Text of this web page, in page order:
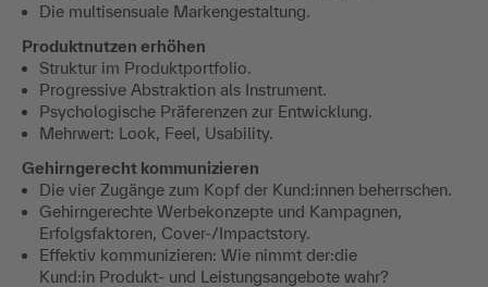
Die multisensuale Markengestaltung.
Produktnutzen erhöhen
Struktur im Produktportfolio.
Progressive Abstraktion als Instrument.
Psychologische Präferenzen zur Entwicklung.
Mehrwert: Look, Feel, Usability.
Gehirngerecht kommunizieren
Die vier Zugänge zum Kopf der Kund:innen beherrschen.
Gehirngerechte Werbekonzepte und Kampagnen,
Erfolgsfaktoren, Cover-/Impactstory.
Effektiv kommunizieren: Wie nimmt der:die
Kund:in Produkt- und Leistungsangebote wahr?